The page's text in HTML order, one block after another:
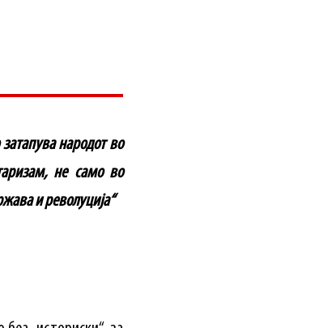
народот во
не само во
и револуција“